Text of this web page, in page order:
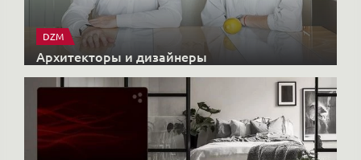
DZM
Архитекторы и дизайнеры